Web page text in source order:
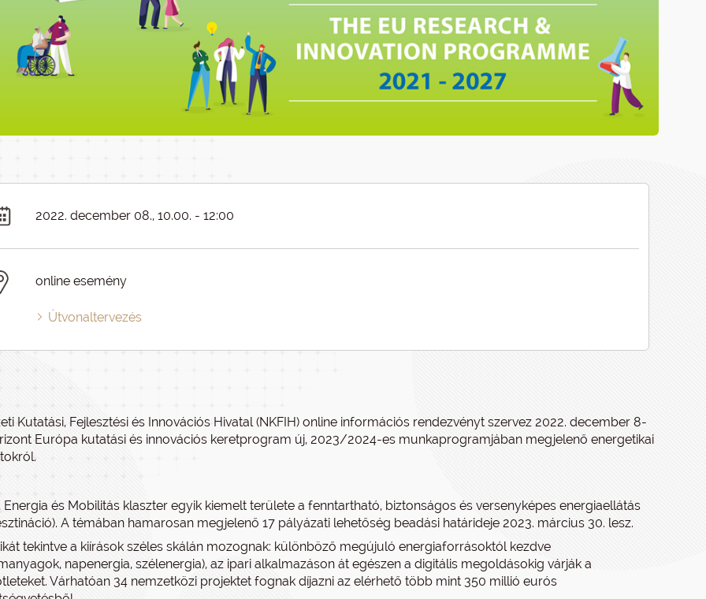
2022. december 08., 10.00. - 12:00
online esemény
Útvonaltervezés
Kutatási, Fejlesztési és Innovációs Hivatal (NKFIH) online információs rendezvényt szervez 2022. december 8-
Európa kutatási és innovációs keretprogram új, 2023/2024-es munkaprogramjában megjelenő energetikai
Energia és Mobilitás klaszter egyik kiemelt területe a fenntartható, biztonságos és versenyképes energiaellátás
A témában hamarosan megjelenő 17 pályázati lehetőség beadási határideje 2023. március 30. lesz.
tekintve a kiírások széles skálán mozognak: különböző megújuló energiaforrásoktól kezdve
napenergia, szélenergia), az ipari alkalmazáson át egészen a digitális megoldásokig várják a
Várhatóan 34 nemzetközi projektet fognak díjazni az elérhető több mint 350 millió eurós